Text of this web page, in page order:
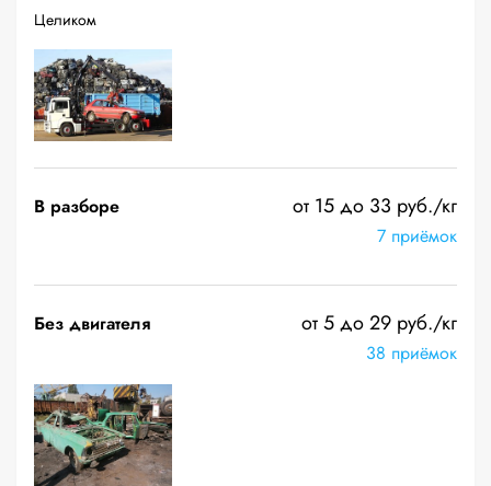
Целиком
В разборе от 15 до 33 руб./кг
7 приёмок
Без двигателя от 5 до 29 руб./кг
38 приёмок